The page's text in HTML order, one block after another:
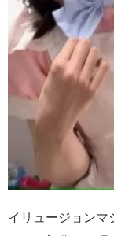
イリュージョンマ